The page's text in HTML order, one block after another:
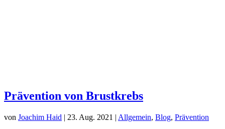
Prävention von Brustkrebs
von Joachim Haid | 23. Aug. 2021 | Allgemein, Blog, Prävention